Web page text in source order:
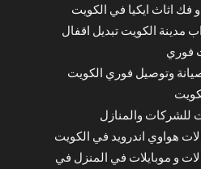
فك اثاث ايكيا في الكويت
مدينة الكويت تبديل اقفال
فوري
وتوصيل فوري الكويت
والمنازل
هواوي اندرويد في الكويت
و موبايلات في المنزل في